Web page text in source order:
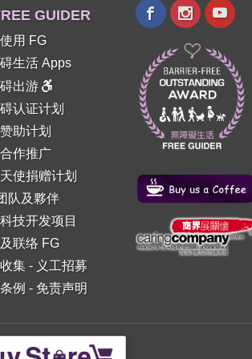
GUIDER
用 FG
生活 Apps
出游
认证计划
助计划
作推广
使捐赠计划
队及夥伴
技开发项目
联络 FG
集- 义工招募
例 - 免责声明